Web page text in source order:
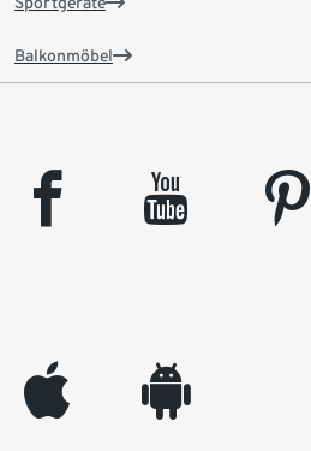
Balkonmöbel
facebook youtube pinterest
appleinc android